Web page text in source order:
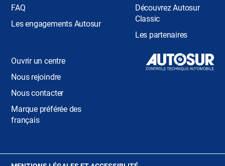
FAQ
Les engagements Autosur
Découvrez Autosur
Classic
Les partenaires
Ouvrir un centre
Nous rejoindre
Nous contacter
Marque préférée des
français